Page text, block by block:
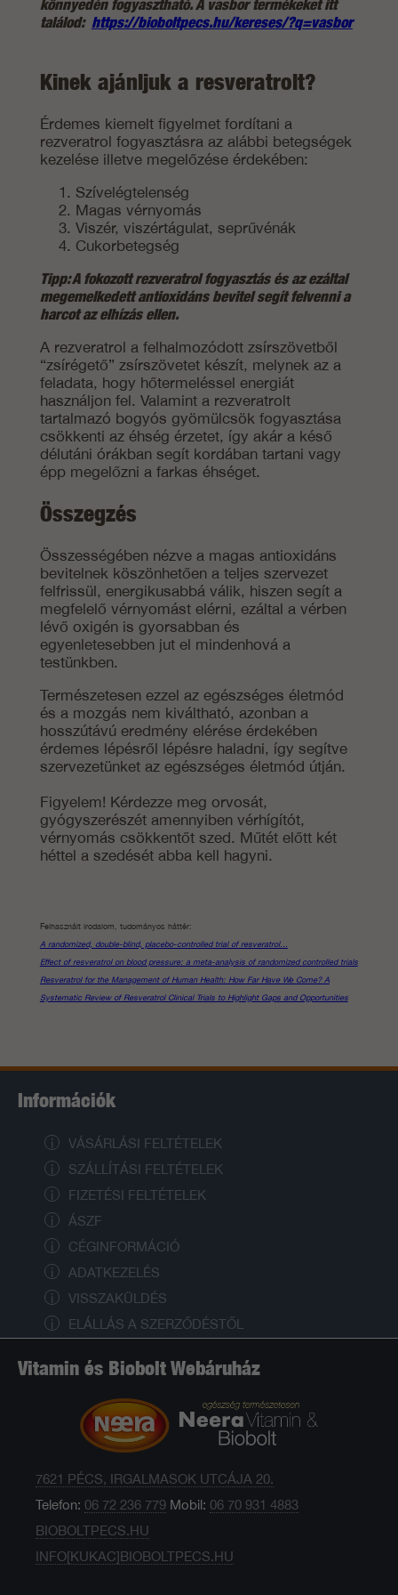
könnyedén fogyasztható. A vasbor termékeket itt
találod: https://bioboltpecs.hu/kereses/?q=vasbor
Kinek ajánljuk a resveratrolt?
Érdemes kiemelt figyelmet fordítani a
rezveratrol fogyasztásra az alábbi betegségek
kezelése illetve megelőzése érdekében:
Szívelégtelenség
Magas vérnyomás
Viszér, viszértágulat, seprűvénák
Cukorbetegség
Tipp: A fokozott rezveratrol fogyasztás és az ezáltal
megemelkedett antioxidáns bevitel segít felvenni a
harcot az elhízás ellen.
A rezveratrol a felhalmozódott zsírszövetből
“zsírégető” zsírszövetet készít, melynek az a
feladata, hogy hőtermeléssel energiát
használjon fel. Valamint a rezveratrolt
tartalmazó bogyós gyömülcsök fogyasztása
csökkenti az éhség érzetet, így akár a késő
délutáni órákban segít kordában tartani vagy
épp megelőzni a farkas éhséget.
Összegzés
Összességében nézve a magas antioxidáns
bevitelnek köszönhetően a teljes szervezet
felfrissül, energikusabbá válik, hiszen segít a
megfelelő vérnyomást elérni, ezáltal a vérben
lévő oxigén is gyorsabban és
egyenletesebben jut el mindenhová a
testünkben.
Természetesen ezzel az egészséges életmód
és a mozgás nem kiváltható, azonban a
hosszútávú eredmény elérése érdekében
érdemes lépésről lépésre haladni, így segítve
szervezetünket az egészséges életmód útján.
Figyelem! Kérdezze meg orvosát,
gyógyszerészét amennyiben vérhígítót,
vérnyomás csökkentőt szed. Műtét előtt két
héttel a szedését abba kell hagyni.
Felhasznált irodalom, tudományos háttér:
A randomized, double-blind, placebo-controlled trial of resveratrol…
Effect of resveratrol on blood pressure: a meta-analysis of randomized controlled trials
Resveratrol for the Management of Human Health: How Far Have We Come? A
Systematic Review of Resveratrol Clinical Trials to Highlight Gaps and Opportunities
Információk
VÁSÁRLÁSI FELTÉTELEK
SZÁLLÍTÁSI FELTÉTELEK
FIZETÉSI FELTÉTELEK
ÁSZF
CÉGINFORMÁCIÓ
ADATKEZELÉS
VISSZAKÜLDÉS
ELÁLLÁS A SZERZŐDÉSTŐL
Vitamin és Biobolt Webáruház
7621 PÉCS, IRGALMASOK UTCÁJA 20.
Telefon: 06 72 236 779 Mobil: 06 70 931 4883
BIOBOLTPECS.HU
INFO[KUKAC]BIOBOLTPECS.HU